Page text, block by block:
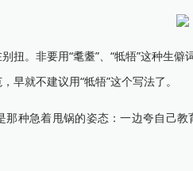
。非要用“耄耋”、“牴牾”这种生僻
早就不建议用“牴牾”这个写法了。
急着甩锅的姿态：一边夸自己教